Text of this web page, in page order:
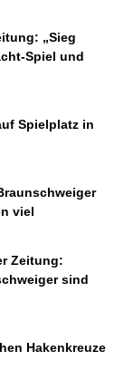
„Sieg
Spiel und
Spielplatz in
viel
Zeitung:
sind
Hakenkreuze